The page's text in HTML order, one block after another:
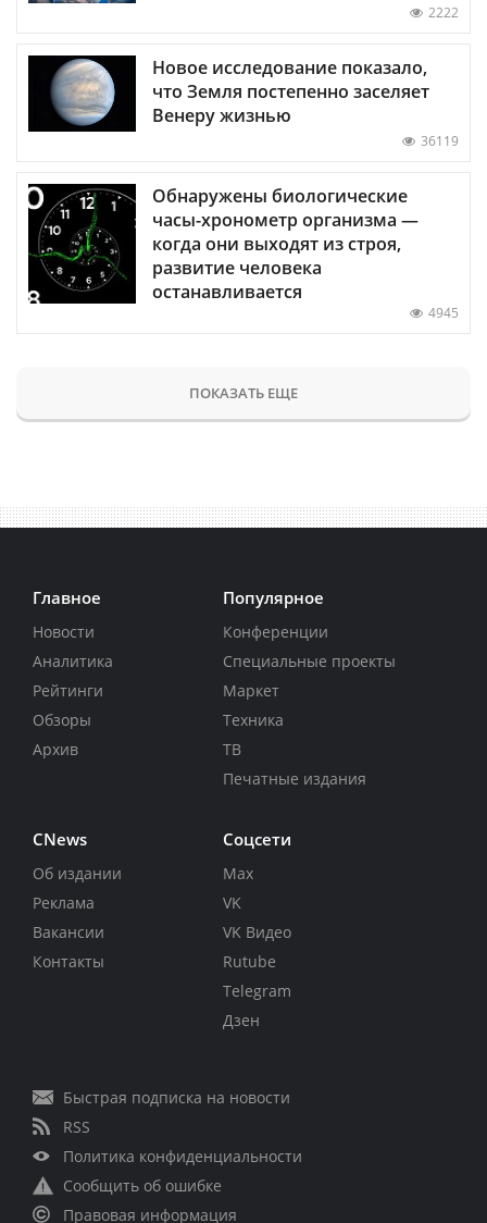
2222
Новое исследование показало,
что Земля постепенно заселяет
Венеру жизнью
36119
Обнаружены биологические
часы-хронометр организма —
когда они выходят из строя,
развитие человека
останавливается
4945
ПОКАЗАТЬ ЕЩЕ
Главное
Новости
Аналитика
Рейтинги
Обзоры
Архив
Популярное
Конференции
Специальные проекты
Маркет
Техника
ТВ
Печатные издания
CNews
Об издании
Реклама
Вакансии
Контакты
Соцсети
Max
VK
VK Видео
Rutube
Telegram
Дзен
Быстрая подписка на новости
RSS
Политика конфиденциальности
Сообщить об ошибке
Правовая информация